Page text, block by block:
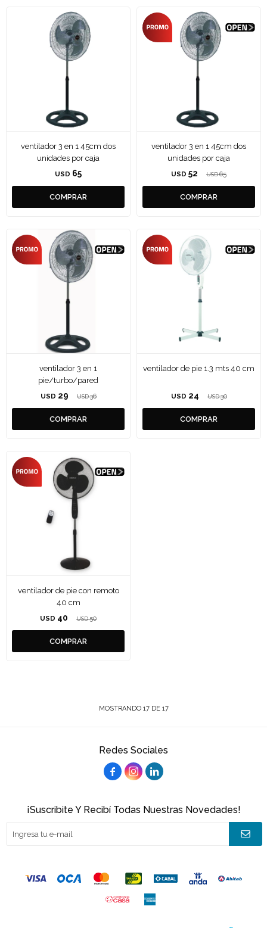
ventilador 3 en 1 45cm dos
unidades por caja
USD 65
ventilador 3 en 1 45cm dos
unidades por caja
USD 52 USD 65
ventilador 3 en 1
pie/turbo/pared
USD 29 USD 36
ventilador de pie 1.3 mts 40 cm
USD 24 USD 30
ventilador de pie con remoto
40 cm
USD 40 USD 50
MOSTRANDO 17DE 17
Redes Sociales
  
¡Suscribite Y Recibí Todas Nuestras Novedades!